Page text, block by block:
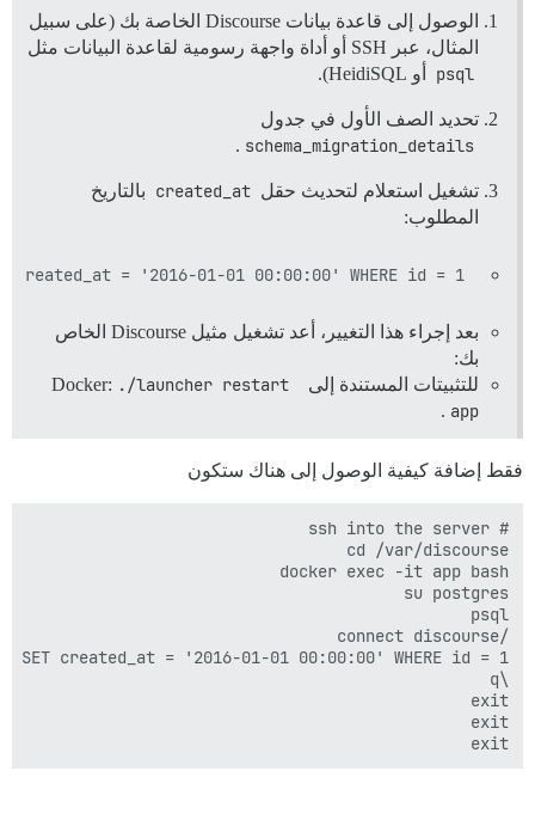
الوصول إلى قاعدة بيانات Discourse الخاصة بك (على سبيل
المثال، عبر SSH أو أداة واجهة رسومية لقاعدة البيانات مثل
psql أو HeidiSQL).
تحديد الصف الأول في جدول
schema_migration_details
.
تشغيل استعلام لتحديث حقل created_at بالتاريخ
المطلوب:
created_at = '2016-01-01 00:00:00' WHERE id = 1;
بعد إجراء هذا التغيير، أعد تشغيل مثيل Discourse الخاص
بك:
للتثبيتات المستندة إلى Docker:
./launcher restart
app
.
فقط إضافة كيفية الوصول إلى هناك ستكون
exit